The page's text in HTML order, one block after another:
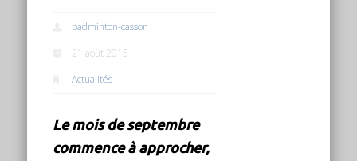
badminton-casson
21 août 2015
Actualités
Le mois de septembre
commence à approcher,